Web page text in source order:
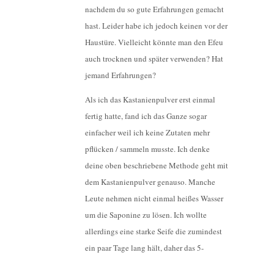
nachdem du so gute Erfahrungen gemacht
hast. Leider habe ich jedoch keinen vor der
Haustüre. Vielleicht könnte man den Efeu
auch trocknen und später verwenden? Hat
jemand Erfahrungen?
Als ich das Kastanienpulver erst einmal
fertig hatte, fand ich das Ganze sogar
einfacher weil ich keine Zutaten mehr
pflücken / sammeln musste. Ich denke
deine oben beschriebene Methode geht mit
dem Kastanienpulver genauso. Manche
Leute nehmen nicht einmal heißes Wasser
um die Saponine zu lösen. Ich wollte
allerdings eine starke Seife die zumindest
ein paar Tage lang hält, daher das 5-